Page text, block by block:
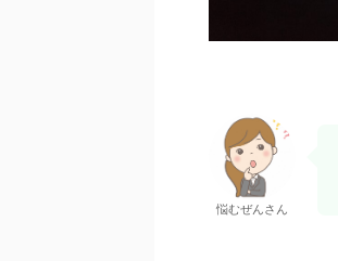
悩むぜんさん